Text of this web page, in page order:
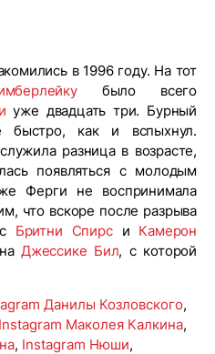
в 1996 году. На тот
было всего
уже двадцать три. Бурный
быстро, как и вспыхнул.
разница в возрасте,
появляться с молодым
Ферги не воспринимала
что вскоре после разрыва
Бритни Спирси Камерон
Джессике Бил, с которой
Данилы Козловского,
Instagram Маколея Калкина,
, Instagram Нюши,